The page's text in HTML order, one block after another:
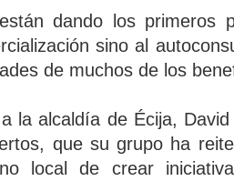
dando los primeros
sino al
de muchos de los
la alcaldía de Écija,
que su grupo ha
local de crear